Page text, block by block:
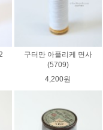
구터만 아플리케 면사
(5709)
4,200원